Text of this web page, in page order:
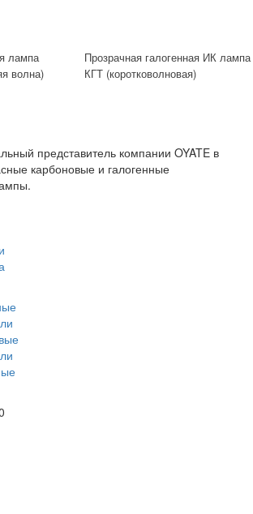
лампа
волна)
Прозрачная галогенная ИК лампа
КГТ (коротковолновая)
представитель компании OYATE в
карбоновые и галогенные